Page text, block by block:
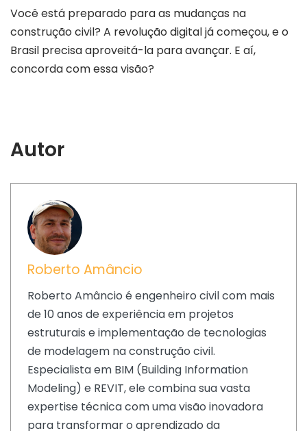
Você está preparado para as mudanças na
construção civil? A revolução digital já começou, e o
Brasil precisa aproveitá-la para avançar. E aí,
concorda com essa visão?
Autor
Roberto Amâncio
Roberto Amâncio é engenheiro civil com mais
de 10 anos de experiência em projetos
estruturais e implementação de tecnologias
de modelagem na construção civil.
Especialista em BIM (Building Information
Modeling) e REVIT, ele combina sua vasta
expertise técnica com uma visão inovadora
para transformar o aprendizado da